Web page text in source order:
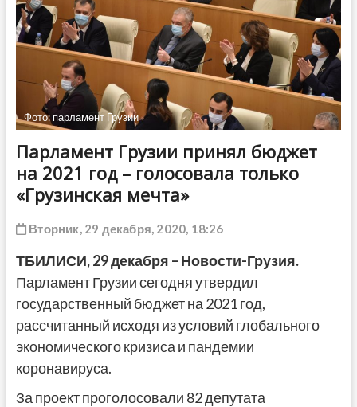
Фото: парламент Грузии
Парламент Грузии принял бюджет
на 2021 год – голосовала только
«Грузинская мечта»
Вторник, 29 декабря, 2020, 18:26
ТБИЛИСИ, 29 декабря – Новости-Грузия.
Парламент Грузии сегодня утвердил
государственный бюджет на 2021 год,
рассчитанный исходя из условий глобального
экономического кризиса и пандемии
коронавируса.
За проект проголосовали 82 депутата